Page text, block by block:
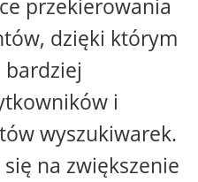
przekierowania
dzięki którym
i
wyszukiwarek.
na zwiększenie